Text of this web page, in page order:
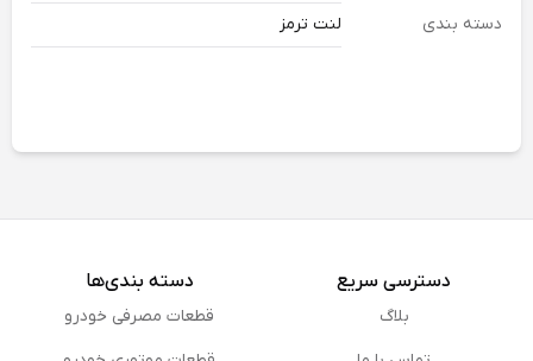
دسته بندی
لنت ترمز
دسترسی سریع
بلاگ
دسته بندی‌ها
قطعات مصرفی خودرو